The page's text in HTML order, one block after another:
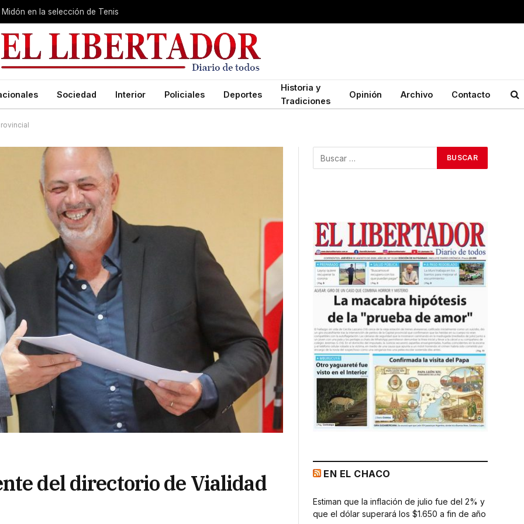
en la selección de Tenis
Sociedad Interior Policiales Deportes
Historia y
Tradiciones
Opinión Archivo Contacto
del directorio de Vialidad EN EL CHACO
Estiman que la inflación de julio fue del 2% y
que el dólar superará los $1.650 a fin de año